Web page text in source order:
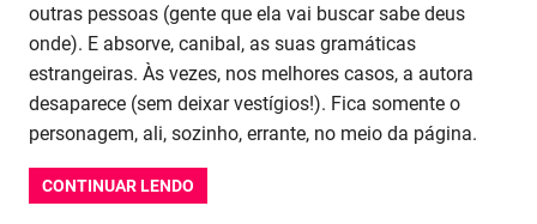
outras pessoas (gente que ela vai buscar sabe deus
onde). E absorve, canibal, as suas gramáticas
estrangeiras. Às vezes, nos melhores casos, a autora
desaparece (sem deixar vestígios!). Fica somente o
personagem, ali, sozinho, errante, no meio da página.
CONTINUAR LENDO